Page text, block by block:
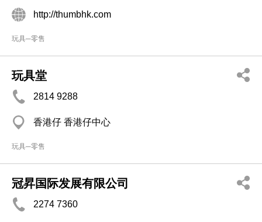
http://thumbhk.com
玩具─零售
玩具堂
2814 9288
香港仔 香港仔中心
玩具─零售
冠昇国际发展有限公司
2274 7360